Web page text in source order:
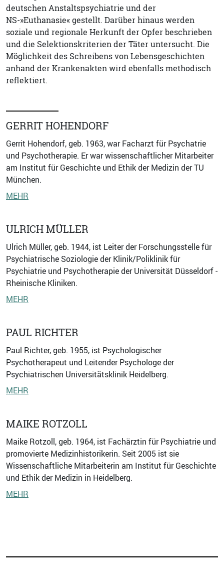
deutschen Anstaltspsychiatrie und der
NS-»Euthanasie« gestellt. Darüber hinaus werden
soziale und regionale Herkunft der Opfer beschrieben
und die Selektionskriterien der Täter untersucht. Die
Möglichkeit des Schreibens von Lebensgeschichten
anhand der Krankenakten wird ebenfalls methodisch
reflektiert.
GERRIT HOHENDORF
Gerrit Hohendorf, geb. 1963, war Facharzt für Psychatrie
und Psychotherapie. Er war wissenschaftlicher Mitarbeiter
am Institut für Geschichte und Ethik der Medizin der TU
München.
MEHR
ULRICH MÜLLER
Ulrich Müller, geb. 1944, ist Leiter der Forschungsstelle für
Psychiatrische Soziologie der Klinik/Poliklinik für
Psychiatrie und Psychotherapie der Universität Düsseldorf -
Rheinische Kliniken.
MEHR
PAUL RICHTER
Paul Richter, geb. 1955, ist Psychologischer
Psychotherapeut und Leitender Psychologe der
Psychiatrischen Universitätsklinik Heidelberg.
MEHR
MAIKE ROTZOLL
Maike Rotzoll, geb. 1964, ist Fachärztin für Psychiatrie und
promovierte Medizinhistorikerin. Seit 2005 ist sie
Wissenschaftliche Mitarbeiterin am Institut für Geschichte
und Ethik der Medizin in Heidelberg.
MEHR